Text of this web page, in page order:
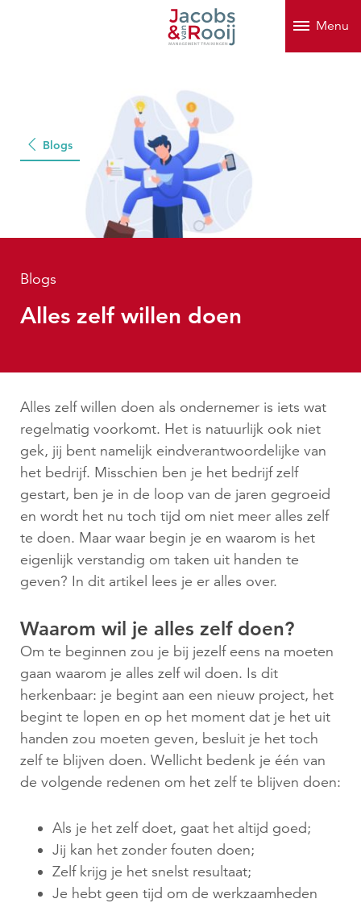
Menu
Blogs
Blogs
Alles zelf willen doen
Alles zelf willen doen als ondernemer is iets wat
regelmatig voorkomt. Het is natuurlijk ook niet
gek, jij bent namelijk eindverantwoordelijke van
het bedrijf. Misschien ben je het bedrijf zelf
gestart, ben je in de loop van de jaren gegroeid
en wordt het nu toch tijd om niet meer alles zelf
te doen. Maar waar begin je en waarom is het
eigenlijk verstandig om taken uit handen te
geven? In dit artikel lees je er alles over.
Waarom wil je alles zelf doen?
Om te beginnen zou je bij jezelf eens na moeten
gaan waarom je alles zelf wil doen. Is dit
herkenbaar: je begint aan een nieuw project, het
begint te lopen en op het moment dat je het uit
handen zou moeten geven, besluit je het toch
zelf te blijven doen. Wellicht bedenk je één van
de volgende redenen om het zelf te blijven doen:
Als je het zelf doet, gaat het altijd goed;
Jij kan het zonder fouten doen;
Zelf krijg je het snelst resultaat;
Je hebt geen tijd om de werkzaamheden